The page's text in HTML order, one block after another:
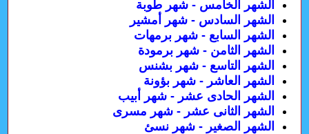
الشهر الخامس - شهر طوبة
الشهر السادس - شهر أمشير
الشهر السابع - شهر برمهات
الشهر الثامن - شهر برمودة
الشهر التاسع - شهر بشنس
الشهر العاشر - شهر بؤونة
الشهر الحادى عشر - شهر أبيب
الشهر الثانى عشر - شهر مسرى
الشهر الصغير - شهر نسئ